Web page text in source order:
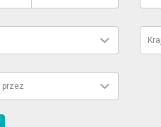
przez